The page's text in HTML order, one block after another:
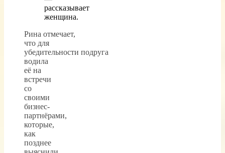
рассказывает
женщина.
Рина отмечает,
что для
убедительности подруга
водила
её на
встречи
со
своими
бизнес-
партнёрами,
которые,
как
позднее